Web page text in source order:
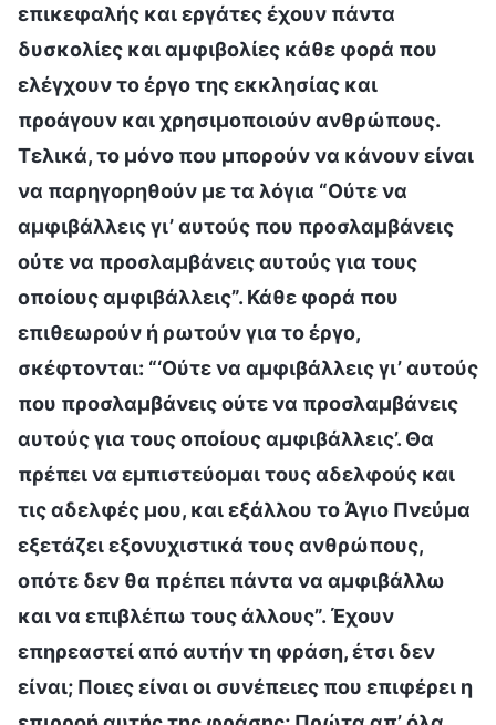
επικεφαλής και εργάτες έχουν πάντα
δυσκολίες και αμφιβολίες κάθε φορά που
ελέγχουν το έργο της εκκλησίας και
προάγουν και χρησιμοποιούν ανθρώπους.
Τελικά, το μόνο που μπορούν να κάνουν είναι
να παρηγορηθούν με τα λόγια “Ούτε να
αμφιβάλλεις γι’ αυτούς που προσλαμβάνεις
ούτε να προσλαμβάνεις αυτούς για τους
οποίους αμφιβάλλεις”. Κάθε φορά που
επιθεωρούν ή ρωτούν για το έργο,
σκέφτονται: “‘Ούτε να αμφιβάλλεις γι’ αυτούς
που προσλαμβάνεις ούτε να προσλαμβάνεις
αυτούς για τους οποίους αμφιβάλλεις’. Θα
πρέπει να εμπιστεύομαι τους αδελφούς και
τις αδελφές μου, και εξάλλου το Άγιο Πνεύμα
εξετάζει εξονυχιστικά τους ανθρώπους,
οπότε δεν θα πρέπει πάντα να αμφιβάλλω
και να επιβλέπω τους άλλους”. Έχουν
επηρεαστεί από αυτήν τη φράση, έτσι δεν
είναι; Ποιες είναι οι συνέπειες που επιφέρει η